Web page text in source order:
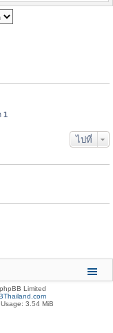
1
ไปที่
Limited
3.54 MiB